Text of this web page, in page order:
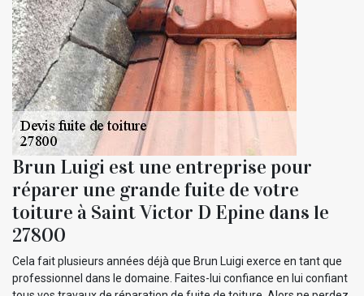
Brun Luigi est une entreprise pour
réparer une grande fuite de votre
toiture à Saint Victor D Epine dans le
27800
Cela fait plusieurs années déjà que Brun Luigi exerce en tant que
professionnel dans le domaine. Faites-lui confiance en lui confiant